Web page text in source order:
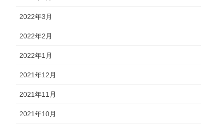
2022年3月
2022年2月
2022年1月
2021年12月
2021年11月
2021年10月